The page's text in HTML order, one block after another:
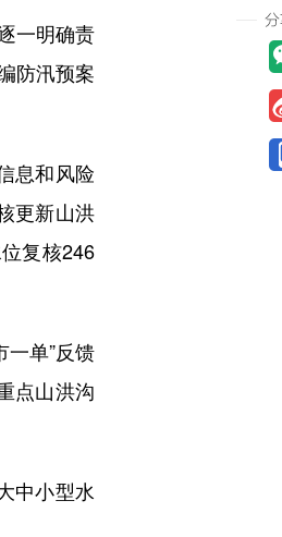
一明确责
防汛预案
息和风险
更新山洪
复核246
单”反馈
点山洪沟
中小型水